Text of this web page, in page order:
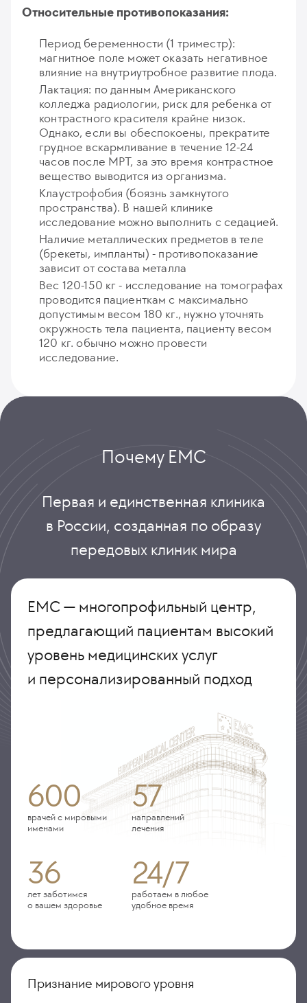
Относительные противопоказания:
Период беременности (1 триместр):
магнитное поле может оказать негативное
влияние на внутриутробное развитие плода.
Лактация: по данным Американского
колледжа радиологии, риск для ребенка от
контрастного красителя крайне низок.
Однако, если вы обеспокоены, прекратите
грудное вскармливание в течение 12-24
часов после МРТ, за это время контрастное
вещество выводится из организма.
Клаустрофобия (боязнь замкнутого
пространства). В нашей клинике
исследование можно выполнить с седацией.
Наличие металлических предметов в теле
(брекеты, импланты) - противопоказание
зависит от состава металла
Вес 120-150 кг - исследование на томографах
проводится пациенткам с максимально
допустимым весом 180 кг., нужно уточнять
окружность тела пациента, пациенту весом
120 кг. обычно можно провести
исследование.
Почему ЕМС
Первая и единственная клиника
в России, созданная по образу
передовых клиник мира
ЕМС — многопрофильный центр,
предлагающий пациентам высокий
уровень медицинских услуг
и персонализированный подход
600
врачей с мировыми
именами
57
направлений
лечения
36
лет заботимся
о вашем здоровье
24/7
работаем в любое
удобное время
Признание мирового уровня